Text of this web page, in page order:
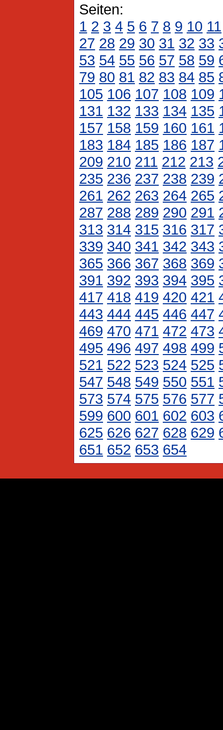
Seiten:
1 2 3 4 5 6 7 8 9 10 11
27 28 29 30 31 32 33
53 54 55 56 57 58 59
79 80 81 82 83 84 85
105 106 107 108 109
131 132 133 134 135
157 158 159 160 161
183 184 185 186 187
209 210 211 212 213
235 236 237 238 239
261 262 263 264 265
287 288 289 290 291
313 314 315 316 317
339 340 341 342 343
365 366 367 368 369
391 392 393 394 395
417 418 419 420 421
443 444 445 446 447
469 470 471 472 473
495 496 497 498 499
521 522 523 524 525
547 548 549 550 551
573 574 575 576 577
599 600 601 602 603
625 626 627 628 629
651 652 653 654